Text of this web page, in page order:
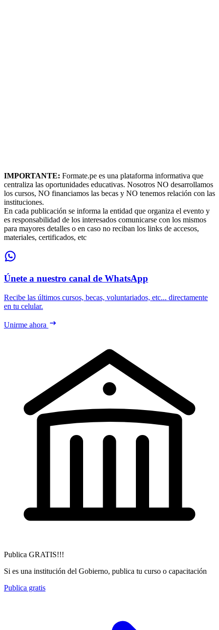
IMPORTANTE: Formate.pe es una plataforma informativa que
centraliza las oportunidades educativas. Nosotros NO desarrollamos
los cursos, NO financiamos las becas y NO tenemos relación con las
instituciones.
En cada publicación se informa la entidad que organiza el evento y
es responsabilidad de los interesados comunicarse con los mismos
para mayores detalles o en caso no reciban los links de accesos,
materiales, certificados, etc
Únete a nuestro canal de WhatsApp
Recibe las últimos cursos, becas, voluntariados, etc... directamente
en tu celular.
Unirme ahora
Publica GRATIS!!!
Si es una institución del Gobierno, publica tu curso o capacitación
Publica gratis